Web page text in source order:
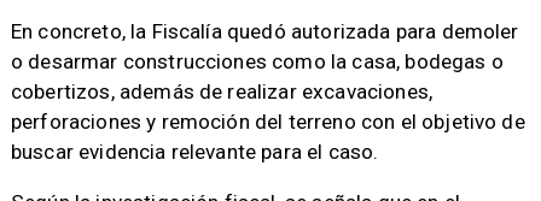
En concreto, la Fiscalía quedó autorizada para demoler
o desarmar construcciones como la casa, bodegas o
cobertizos, además de realizar excavaciones,
perforaciones y remoción del terreno con el objetivo de
buscar evidencia relevante para el caso.